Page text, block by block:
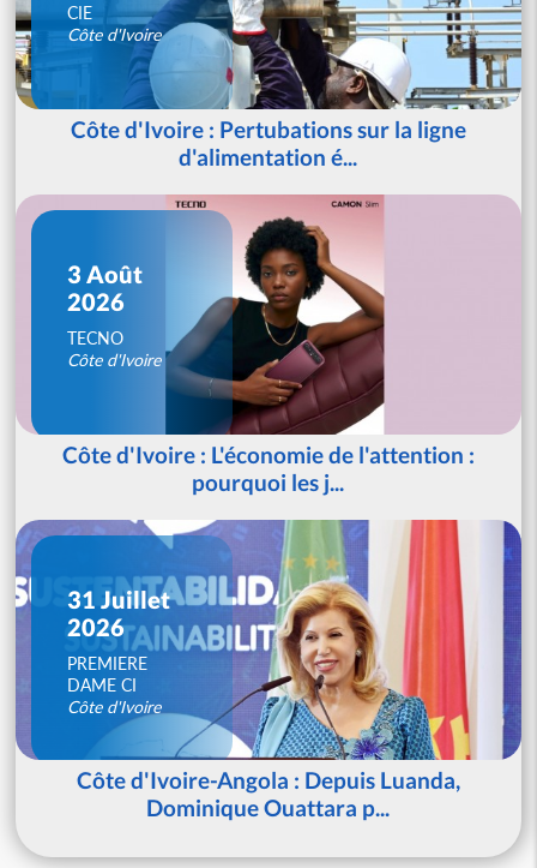
CIE
Côte d'Ivoire
Côte d'Ivoire : Pertubations sur la ligne
d'alimentation é...
3 Août
2026
TECNO
Côte d'Ivoire
Côte d'Ivoire : L'économie de l'attention :
pourquoi les j...
31 Juillet
2026
PREMIERE
DAME CI
Côte d'Ivoire
Côte d'Ivoire-Angola : Depuis Luanda,
Dominique Ouattara p...